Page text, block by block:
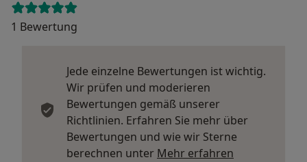
1 Bewertung
Jede einzelne Bewertungen ist wichtig.
Wir prüfen und moderieren
Bewertungen gemäß unserer
Richtlinien. Erfahren Sie mehr über
Bewertungen und wie wir Sterne
berechnen unter Mehr erfahren